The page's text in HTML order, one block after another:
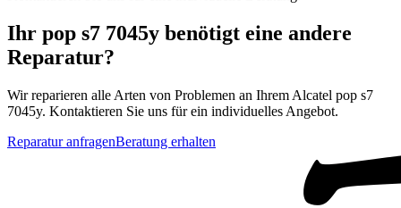
Ihr pop s7 7045y benötigt eine andere
Reparatur?
Wir reparieren alle Arten von Problemen an Ihrem Alcatel pop s7
7045y. Kontaktieren Sie uns für ein individuelles Angebot.
Reparatur anfragenBeratung erhalten